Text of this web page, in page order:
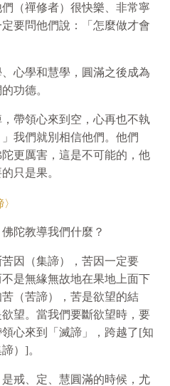
（禪修者）很快樂、非常寧
要問他們說：「怎麼做才會
心學和慧學，圓滿之後成為
功德。
帶領心來到空，心再也不執
我們就別相信他們。他們
陀更厲害，這是不可能的，他
只是果。
陀教導我們什麼？
因（集諦），苦因一定要
是無緣無故地在果地上面下
（苦諦），苦是欲望的結
望。當我們要斷欲望時，要
心來到「滅諦」，跨越了[知
）]。
戒、定、慧圓滿的時候，尤